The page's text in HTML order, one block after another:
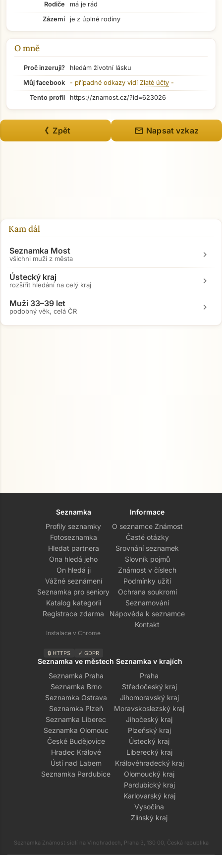
Přejít na hlavní obsah
Rodiče
má je rád
Zázemí
je z úplné rodiny
O mně
Proč inzeruji?
hledám životní lásku
Můj facebook
- případné odkazy vidí Zlaté účty -
Tento profil
https://znamost.cz/?id=623026
《 Zpět mail Napsat vzkaz
Kam dál
Seznamka Most
všichni muži z města chevron_right
Ústecký kraj
rozšířit hledání na celý kraj chevron_right
Muži 33–39 let
podobný věk, celá ČR chevron_right
Seznamka
Profily seznamky
Fotoseznamka
Hledat partnera
Ona hledá jeho
On hledá ji
Vážné seznámení
Seznamka pro seniory
Katalog kategorií
Registrace zdarma
Instalace v Chrome
🔒 HTTPS ✓ GDPR
Informace
O seznamce Známost
Časté otázky
Srovnání seznamek
Slovník pojmů
Známost v číslech
Podmínky užití
Ochrana soukromí
Seznamování
Nápověda k seznamce
Kontakt
Seznamka ve městech
Seznamka Praha
Seznamka Brno
Seznamka Ostrava
Seznamka Plzeň
Seznamka Liberec
Seznamka Olomouc
České Budějovice
Hradec Králové
Ústí nad Labem
Seznamka Pardubice
Seznamka v krajích
Praha
Středočeský kraj
Jihomoravský kraj
Moravskoslezský kraj
Jihočeský kraj
Plzeňský kraj
Ústecký kraj
Liberecký kraj
Královéhradecký kraj
Olomoucký kraj
Pardubický kraj
Karlovarský kraj
Vysočina
Zlínský kraj
Seznamka Známost sídlí na Vinohradech, Praha 3, 130 00, Česká republika